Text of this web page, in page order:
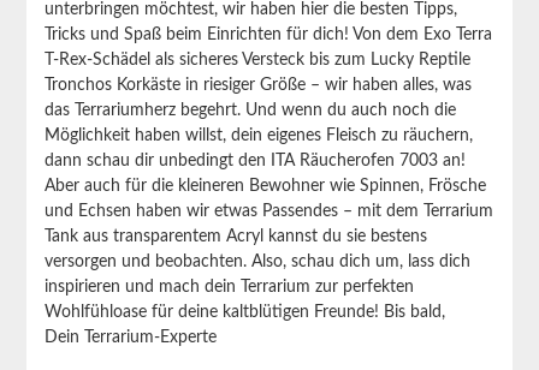
unterbringen möchtest, wir haben hier die besten Tipps,
Tricks und Spaß beim Einrichten für dich! Von dem Exo Terra
T-Rex-Schädel als sicheres Versteck bis zum Lucky Reptile
Tronchos Korkäste in riesiger Größe – wir haben alles, was
das Terrariumherz begehrt. Und wenn du auch noch die
Möglichkeit haben willst, dein eigenes Fleisch zu räuchern,
dann schau dir unbedingt den ITA Räucherofen 7003 an!
Aber auch für die kleineren Bewohner wie Spinnen, Frösche
und Echsen haben wir etwas Passendes – mit dem Terrarium
Tank aus transparentem Acryl kannst du sie bestens
versorgen und beobachten. Also, schau dich um, lass dich
inspirieren und mach dein Terrarium zur perfekten
Wohlfühloase für deine kaltblütigen Freunde! Bis bald,
Dein Terrarium-Experte